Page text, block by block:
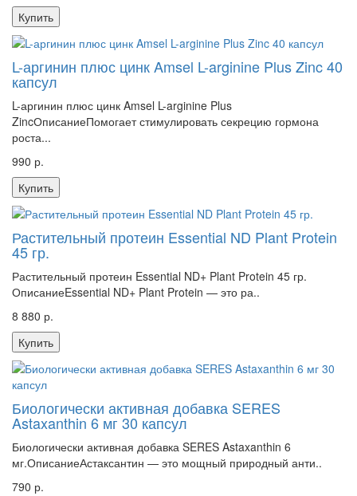
Купить
L-аргинин плюс цинк Amsel L-arginine Plus Zinc 40
капсул
L-аргинин плюс цинк Amsel L-arginine Plus
ZincОписаниеПомогает стимулировать секрецию гормона
роста...
990 р.
Купить
Растительный протеин Essential ND Plant Protein
45 гр.
Растительный протеин Essential ND+ Plant Protein 45 гр.
ОписаниеEssential ND+ Plant Protein — это ра..
8 880 р.
Купить
Биологически активная добавка SERES
Astaxanthin 6 мг 30 капсул
Биологически активная добавка SERES Astaxanthin 6
мг.ОписаниеАстаксантин — это мощный природный анти..
790 р.